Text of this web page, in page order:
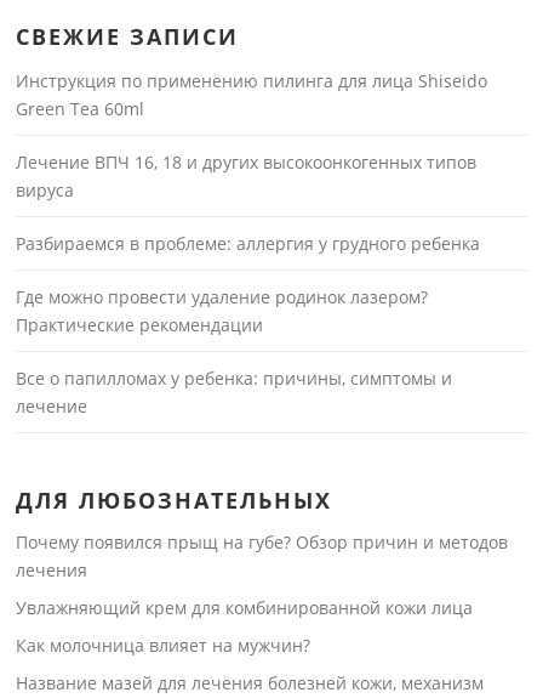
СВЕЖИЕ ЗАПИСИ
Инструкция по применению пилинга для лица Shiseido
Green Tea 60ml
Лечение ВПЧ 16, 18 и других высокоонкогенных типов
вируса
Разбираемся в проблеме: аллергия у грудного ребенка
Где можно провести удаление родинок лазером?
Практические рекомендации
Все о папилломах у ребенка: причины, симптомы и
лечение
ДЛЯ ЛЮБОЗНАТЕЛЬНЫХ
Почему появился прыщ на губе? Обзор причин и методов
лечения
Увлажняющий крем для комбинированной кожи лица
Как молочница влияет на мужчин?
Название мазей для лечения болезней кожи, механизм